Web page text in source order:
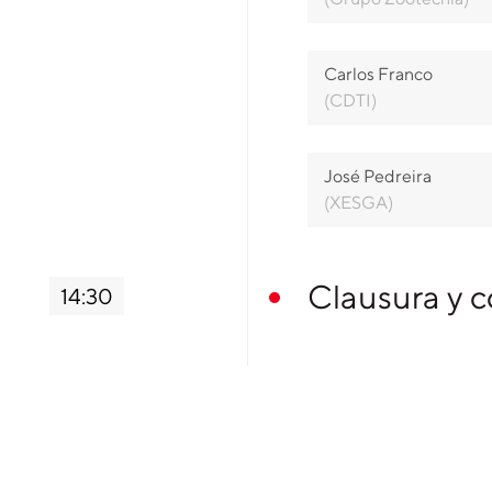
Carlos Franco
(CDTI)
José Pedreira
(XESGA)
14:30 Clausura y